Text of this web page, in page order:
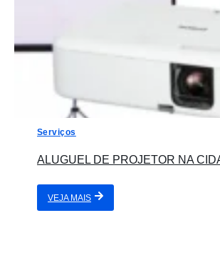
Serviços
ALUGUEL DE PROJETOR NA
VEJA MAIS